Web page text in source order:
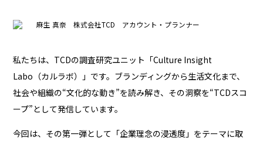
麻生 真奈 株式会社TCD アカウント・プランナー
私たちは、TCDの調査研究ユニット「Culture Insight
Labo（カルラボ）」です。ブランディングから生活文化まで、
社会や組織の“文化的な動き”を読み解き、その洞察を“TCDスコ
ープ”として発信しています。
今回は、その第一弾として「企業理念の浸透度」をテーマに取